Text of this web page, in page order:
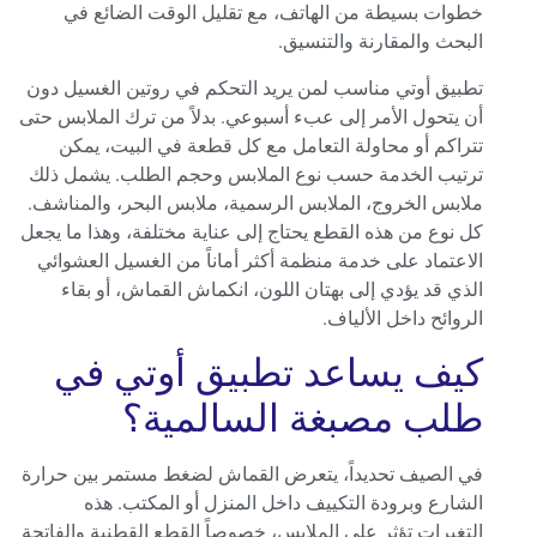
خطوات بسيطة من الهاتف، مع تقليل الوقت الضائع في
البحث والمقارنة والتنسيق.
تطبيق أوتي مناسب لمن يريد التحكم في روتين الغسيل دون
أن يتحول الأمر إلى عبء أسبوعي. بدلاً من ترك الملابس حتى
تتراكم أو محاولة التعامل مع كل قطعة في البيت، يمكن
ترتيب الخدمة حسب نوع الملابس وحجم الطلب. يشمل ذلك
ملابس الخروج، الملابس الرسمية، ملابس البحر، والمناشف.
كل نوع من هذه القطع يحتاج إلى عناية مختلفة، وهذا ما يجعل
الاعتماد على خدمة منظمة أكثر أماناً من الغسيل العشوائي
الذي قد يؤدي إلى بهتان اللون، انكماش القماش، أو بقاء
الروائح داخل الألياف.
كيف يساعد تطبيق أوتي في
طلب مصبغة السالمية؟
في الصيف تحديداً، يتعرض القماش لضغط مستمر بين حرارة
الشارع وبرودة التكييف داخل المنزل أو المكتب. هذه
التغيرات تؤثر على الملابس، خصوصاً القطع القطنية والفاتحة